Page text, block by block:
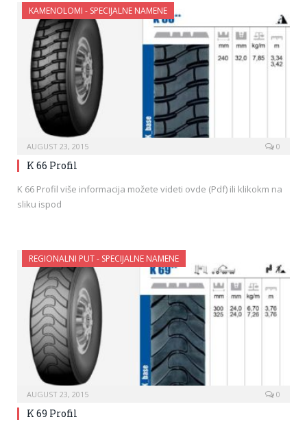
KAMENOLOMI - SPECIJALNE NAMENE
AUGUST 23, 2015 0
K 66 Profil
K 66 Profil više informacija možete videti ovde (Pdf) ili klikokm na
sliku ispod
REGIONALNI PUT - SPECIJALNE NAMENE
AUGUST 23, 2015 0
K 69 Profil